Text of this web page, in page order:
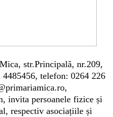
str.Principală, nr.209,
telefon: 0264 226
invita persoanele fizice și
respectiv asociațiile și